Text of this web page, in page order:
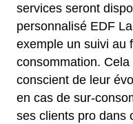
services seront
personnalisé EDF
exemple un suivi au
consommation.
conscient de leur
en cas de sur-
ses clients pro dans